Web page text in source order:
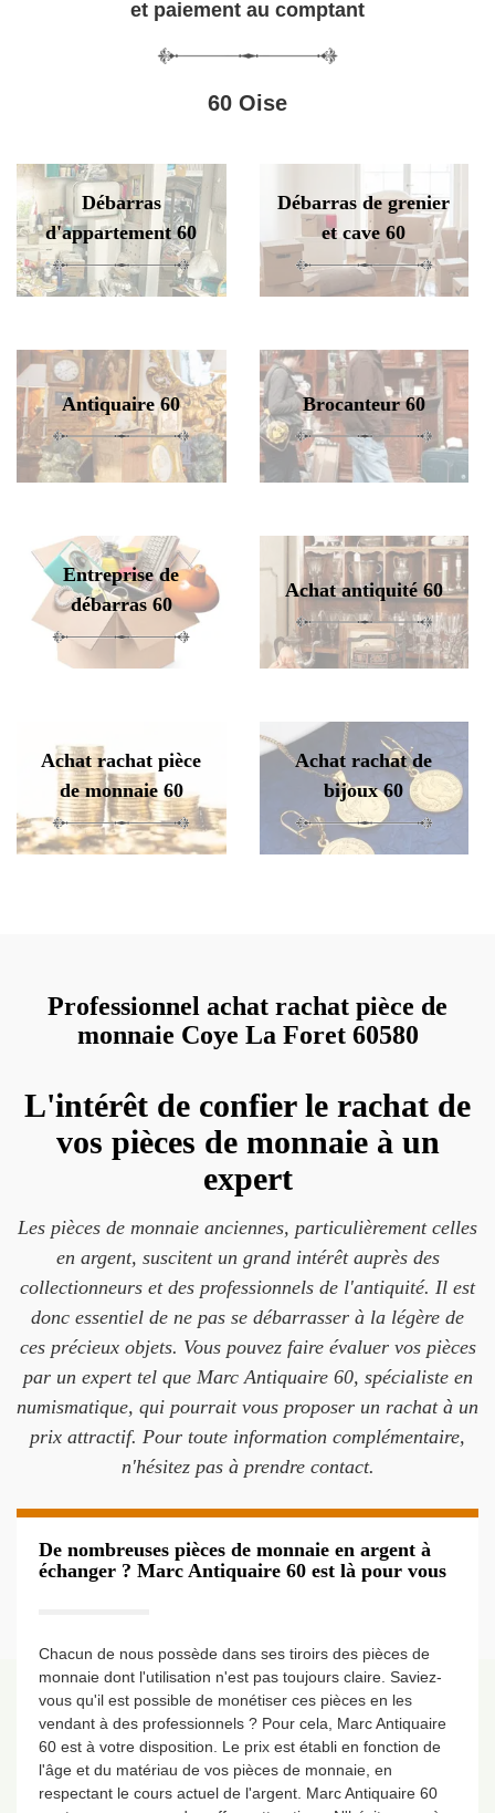
et paiement au comptant
60 Oise
Débarras
d'appartement 60
Débarras de grenier
et cave 60
Antiquaire 60 Brocanteur 60
Entreprise de
débarras 60
Achat antiquité 60
Achat rachat pièce
de monnaie 60
Achat rachat de
bijoux 60
Professionnel achat rachat pièce de
monnaie Coye La Foret 60580
L'intérêt de confier le rachat de
vos pièces de monnaie à un
expert
Les pièces de monnaie anciennes, particulièrement celles
en argent, suscitent un grand intérêt auprès des
collectionneurs et des professionnels de l'antiquité. Il est
donc essentiel de ne pas se débarrasser à la légère de
ces précieux objets. Vous pouvez faire évaluer vos pièces
par un expert tel que Marc Antiquaire 60, spécialiste en
numismatique, qui pourrait vous proposer un rachat à un
prix attractif. Pour toute information complémentaire,
n'hésitez pas à prendre contact.
De nombreuses pièces de monnaie en argent à
échanger ? Marc Antiquaire 60 est là pour vous
Chacun de nous possède dans ses tiroirs des pièces de
monnaie dont l'utilisation n'est pas toujours claire. Saviez-
vous qu'il est possible de monétiser ces pièces en les
vendant à des professionnels ? Pour cela, Marc Antiquaire
60 est à votre disposition. Le prix est établi en fonction de
l'âge et du matériau de vos pièces de monnaie, en
respectant le cours actuel de l'argent. Marc Antiquaire 60